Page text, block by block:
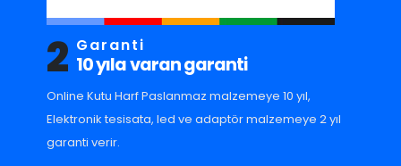
2 Garanti
10 yıla varan garanti
Online Kutu Harf Paslanmaz malzemeye 10 yıl,
Elektronik tesisata, led ve adaptör malzemeye 2 yıl
garanti verir.